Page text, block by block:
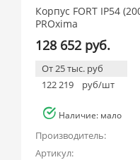
Корпус FORT IP54
PROxima
128 652 руб.
От 25 тыс. руб
122 219
руб/шт
Наличие: мало
Производитель:
Артикул: